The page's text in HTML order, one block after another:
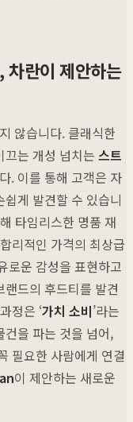
차란이 제안하는
않습니다. 클래식한
끄는 개성 넘치는 스트
. 이를 통해 고객은 자
게 발견할 수 있습니
타임리스한 명품 재
리적인 가격의 최상급
로운 감성을 표현하고
드의 후드티를 발견
정은 ‘가치 소비’라는
건을 파는 것을 넘어,
필요한 사람에게 연결
이 제안하는 새로운